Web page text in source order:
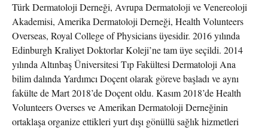
Türk Dermatoloji Derneği, Avrupa Dermatoloji ve Venereoloji
Akademisi, Amerika Dermatoloji Derneği, Health Volunteers
Overseas, Royal College of Physicians üyesidir. 2016 yılında
Edinburgh Kraliyet Doktorlar Koleji’ne tam üye seçildi. 2014
yılında Altınbaş Üniversitesi Tıp Fakültesi Dermatoloji Ana
bilim dalında Yardımcı Doçent olarak göreve başladı ve aynı
fakülte de Mart 2018’de Doçent oldu. Kasım 2018’de Health
Volunteers Overses ve Amerikan Dermatoloji Derneğinin
ortaklaşa organize ettikleri yurt dışı gönüllü sağlık hizmetleri